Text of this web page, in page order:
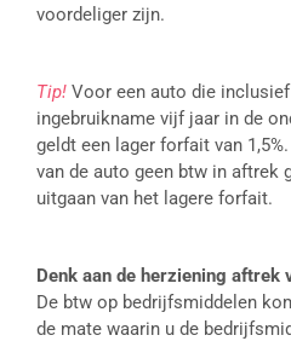
voordeliger zijn.
Tip! Voor een auto die
ingebruikname vijf jaar in de
geldt een lager forfait van
van de auto geen btw in aftrek
uitgaan van het lagere forfait.
Denk aan de herziening aftrek
De btw op bedrijfsmiddelen
de mate waarin u de